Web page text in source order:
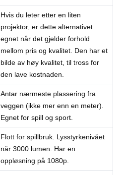
Hvis du leter etter en liten
projektor, er dette alternativet
egnet når det gjelder forhold
mellom pris og kvalitet. Den har et
bilde av høy kvalitet, til tross for
den lave kostnaden.
Antar nærmeste plassering fra
veggen (ikke mer enn en meter).
Egnet for spill og sport.
Flott for spillbruk. Lysstyrkenivået
når 3000 lumen. Har en
oppløsning på 1080p.